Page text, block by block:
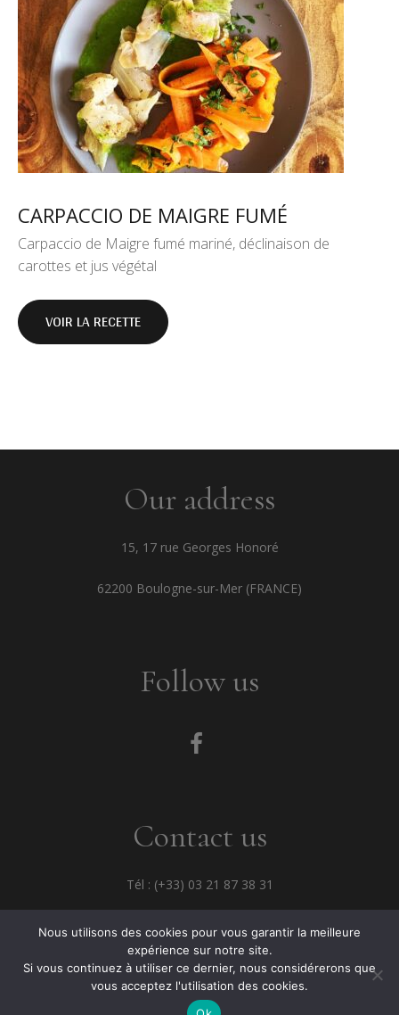
CARPACCIO DE MAIGRE FUMÉ
Carpaccio de Maigre fumé mariné, déclinaison de
carottes et jus végétal
VOIR LA RECETTE
Our address
15, 17 rue Georges Honoré
62200 Boulogne-sur-Mer (FRANCE)
Follow us
Contact us
Tél : (+33) 03 21 87 38 31
Fax : (+33) 03 21 33 68 82
Mentions légales
Nous utilisons des cookies pour vous garantir la meilleure
expérience sur notre site.
Si vous continuez à utiliser ce dernier, nous considérerons que
vous acceptez l'utilisation des cookies.